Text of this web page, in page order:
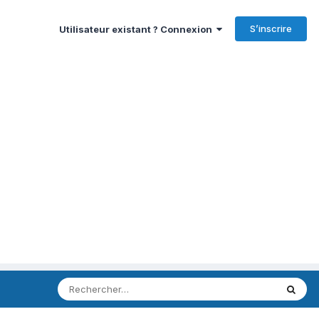
Utilisateur existant ? Connexion S’inscrire